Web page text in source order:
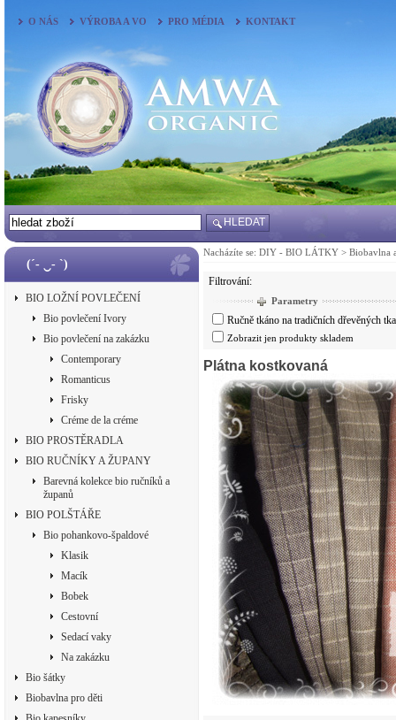
O NÁS VÝROBA A VO PRO MÉDIA KONTAKT
HLEDAT
(´- ‿- `)
BIO LOŽNÍ POVLEČENÍ
Bio povlečení Ivory
Bio povlečení na zakázku
Contemporary
Romanticus
Frisky
Créme de la créme
BIO PROSTĚRADLA
BIO RUČNÍKY A ŽUPANY
Barevná kolekce bio ručníků a
županů
BIO POLŠTÁŘE
Bio pohankovo-špaldové
Klasik
Macík
Bobek
Cestovní
Sedací vaky
Na zakázku
Bio šátky
Biobavlna pro děti
Nacházíte se: DIY - BIO LÁTKY > Biobavlna
Filtrování:
Parametry
Ručně tkáno na tradičních dřevěných
Zobrazit jen produkty skladem
Plátna kostkovaná